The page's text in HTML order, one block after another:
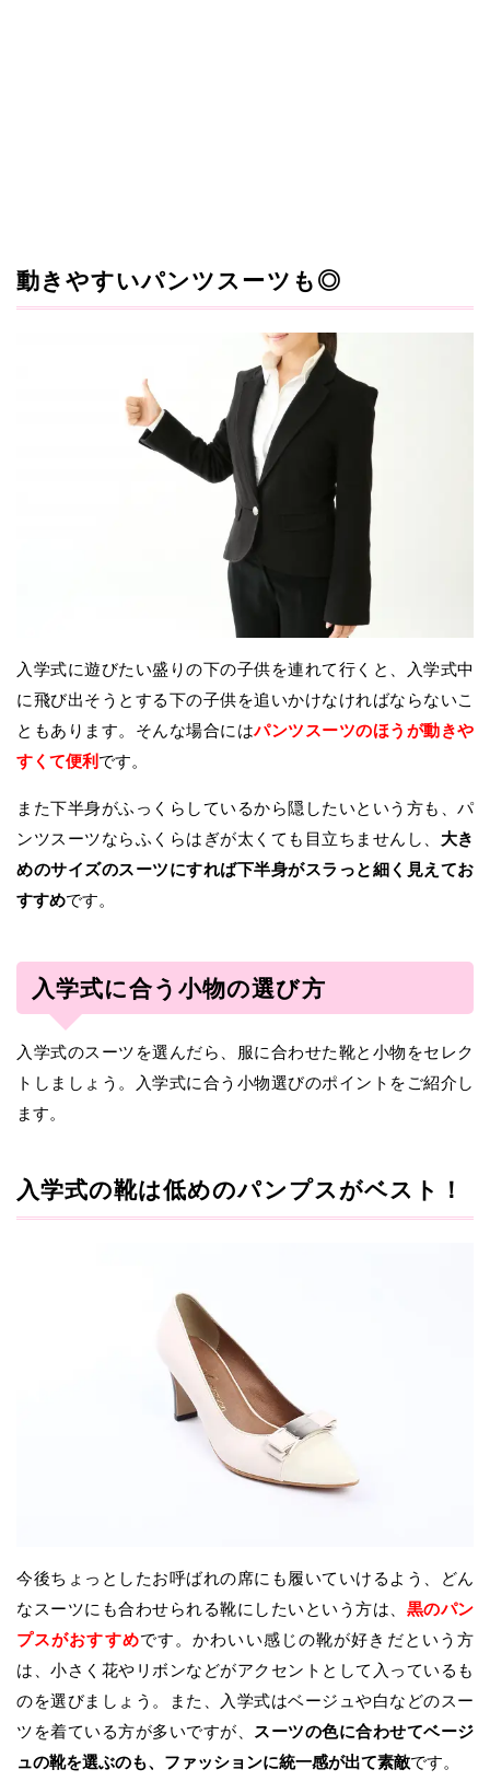
動きやすいパンツスーツも◎
入学式に遊びたい盛りの下の子供を連れて行くと、入学式中
に飛び出そうとする下の子供を追いかけなければならないこ
ともあります。そんな場合にはパンツスーツのほうが動きや
すくて便利 です。
また下半身がふっくらしているから隠したいという方も、パ
ンツスーツならふくらはぎが太くても目立ちませんし、 大き
めのサイズのスーツにすれば下半身がスラっと細く見えてお
すすめです。
入学式に合う小物の選び方
入学式のスーツを選んだら、服に合わせた靴と小物をセレク
トしましょう。入学式に合う小物選びのポイントをご紹介し
ます。
入学式の靴は低めのパンプスがベスト！
今後ちょっとしたお呼ばれの席にも履いていけるよう、どん
なスーツにも合わせられる靴にしたいという方は、 黒のパン
プスがおすすめです。かわいい感じの靴が好きだという方
は、小さく花やリボンなどがアクセントとして入っているも
のを選びましょう。また、入学式はベージュや白などのスー
ツを着ている方が多いですが、
スーツの色に合わせてベージ
ュの靴を選ぶのも、ファッションに統一感が出て素敵です。